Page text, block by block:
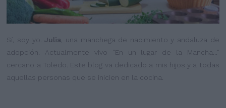
Sí, soy yo.Julia, una manchega de nacimiento y andaluza de
adopción. Actualmente vivo "En un lugar de la Mancha..."
cercano a Toledo. Este blog va dedicado a mis hijos y a todas
aquellas personas que se inicien en la cocina.